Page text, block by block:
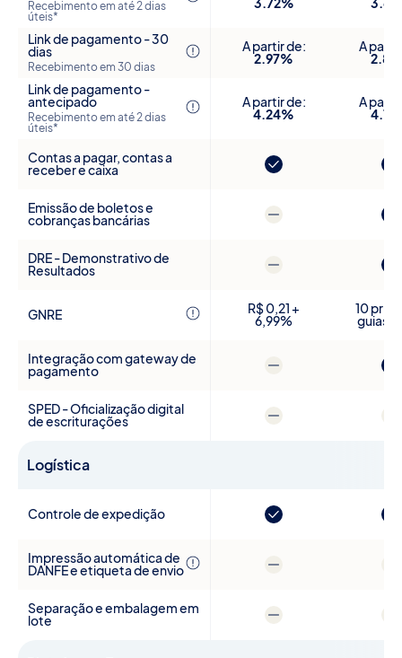
Recebimento em até 2 dias
úteis*
3.72%
Link de pagamento - 30
dias
Recebimento em 30 dias
A partir de:
2.97%
A
Link de pagamento -
antecipado
Recebimento em até 2 dias
úteis*
A partir de:
4.24%
A
Contas a pagar, contas a
receber e caixa
Emissão de boletos e
cobranças bancárias
DRE - Demonstrativo de
Resultados
GNRE
R$ 0,21 +
6,99%
10
guias
Integração com gateway de
pagamento
SPED - Oficialização digital
de escriturações
Logística
Controle de expedição
Impressão automática de
DANFE e etiqueta de envio
Separação e embalagem em
lote